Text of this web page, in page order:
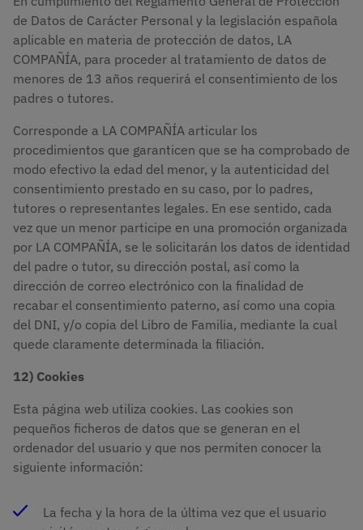
de Datos de Carácter Personal y la legislación española
aplicable en materia de protección de datos, LA
COMPAÑÍA, para proceder al tratamiento de datos de
menores de 13 años requerirá el consentimiento de los
padres o tutores.
Corresponde a LA COMPAÑÍA articular los
procedimientos que garanticen que se ha comprobado de
modo efectivo la edad del menor, y la autenticidad del
consentimiento prestado en su caso, por lo padres,
tutores o representantes legales. En ese sentido, cada
vez que un menor participe en una promoción organizada
por LA COMPAÑÍA, se le solicitarán los datos de identidad
del padre o tutor, su dirección postal, así como la
dirección de correo electrónico con la finalidad de
recabar el consentimiento paterno, así como una copia
del DNI, y/o copia del Libro de Familia, mediante la cual
quede claramente determinada la filiación.
12) Cookies
Esta página web utiliza cookies. Las cookies son
pequeños ficheros de datos que se generan en el
ordenador del usuario y que nos permiten conocer la
siguiente información:
La fecha y la hora de la última vez que el usuario